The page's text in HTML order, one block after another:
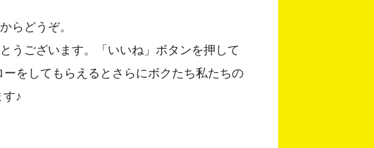
からどうぞ。
うございます。「いいね」ボタンを押して
をしてもらえるとさらにボクたち私たちの
す♪